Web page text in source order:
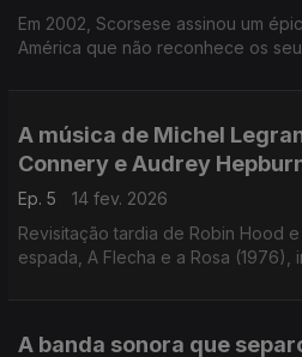
Em 2002, Scorsese assinou um
América que não reconhece os
A música de Michel
Connery e Audrey
Ep. 5
14 fev. 2026
Revisitação tardia de Robin Hood
espada, A Flecha e a Rosa (1976),
A banda sonora que